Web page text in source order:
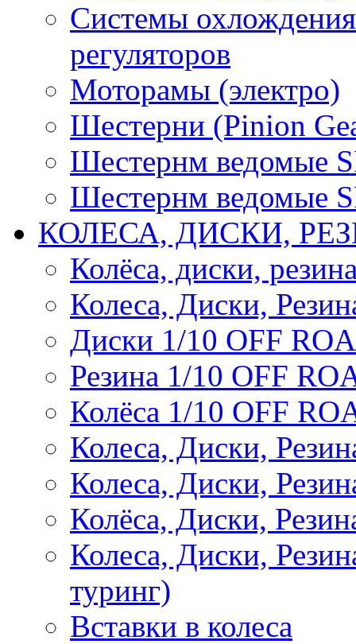
Системы охлождения
регуляторов
Моторамы (электро)
Шестерни (Pinion
Шестернм ведомые
Шестернм ведомые
КОЛЕСА, ДИСКИ,
Колёса, диски,
Колеса, Диски,
Диски 1/10 OFF
Резина 1/10 OFF
Колёса 1/10 OFF
Колеса, Диски,
Колеса, Диски,
Колёса, Диски,
Колеса, Диски,
туринг)
Вставки в колеса